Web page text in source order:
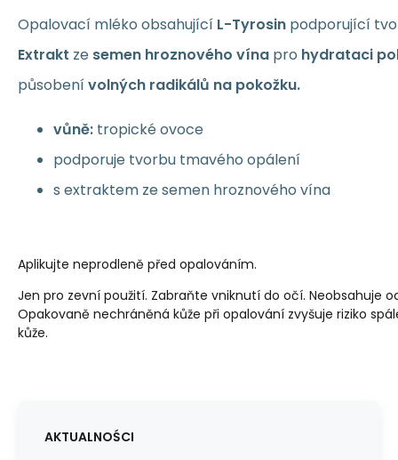
Opalovací mléko obsahující L-Tyrosin podporující
Extrakt ze semen hroznového vína pro hydrataci
působenívolných radikálů na pokožku.
vůně: tropické ovoce
podporuje tvorbu tmavého opálení
s extraktem ze semen hroznového vína
Aplikujte neprodleně před opalováním.
Jen pro zevní použití. Zabraňte vniknutí do očí. Neobsahuje
Opakovaně nechráněná kůže při opalování zvyšuje riziko
kůže.
AKTUALNOŚCI